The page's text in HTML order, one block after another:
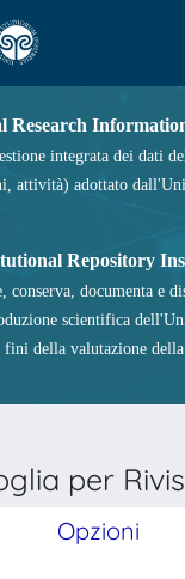
integrata dei dati
attività) adottato
Repository
conserva, documenta e
scientifica
fini della valutazione
per
Opzioni